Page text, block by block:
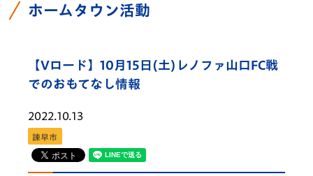
ホームタウン活動
【Vロード】10月15日(土)レノファ山口FC戦
でのおもてなし情報
2022.10.13
諫早市